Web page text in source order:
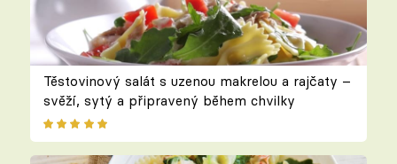
Těstovinový salát s uzenou makrelou a rajčaty –
svěží, sytý a připravený během chvilky